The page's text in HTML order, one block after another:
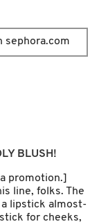
sephora.com
BLUSH!
promotion.]
line, folks. The
lipstick almost-
for cheeks,